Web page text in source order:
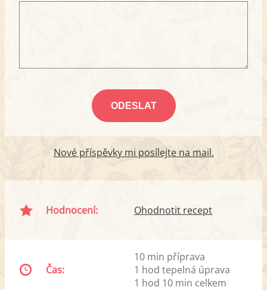
Nové příspěvky mi posílejte na mail.
Hodnocení: Ohodnotit recept
Čas:
10 min příprava
1 hod tepelná úprava
1 hod 10 min celkem